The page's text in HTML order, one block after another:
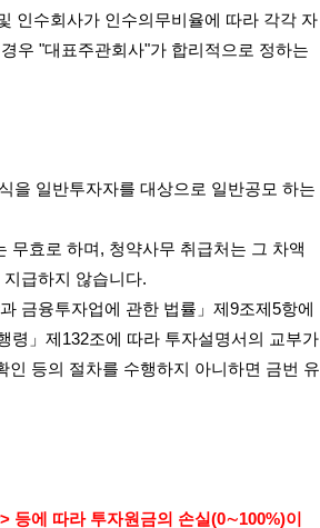
인수회사가 인수의무비율에 따라 각각 자
우 "대표주관회사"가 합리적으로 정하는
을 일반투자자를 대상으로 일반공모 하는
무효로 하며 , 청약사무 취급처는 그 차액
급하지 않습니다.
과 금융투자업에 관한 법률」제 9조제 5항에
령」제 132조에 따라 투자설명서의 교부가
등의 절차를 수행하지 아니하면 금번 유
> 등에 따라 투자원금의 손실(0∼100%)이